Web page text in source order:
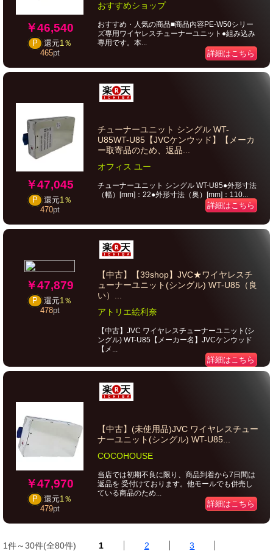
￥46,540
P 還元1％
465pt
おすすめショップ
おすすめ・人気の商品■商品内容PE-W50シリー
ズ専用ワイヤレスチューナーユニット●組み込み
専用です。本...
詳細はこちら
￥47,045
P 還元1％
470pt
チューナーユニット シングル WT-
U85WT-U85【JVCケンウッド】【メーカ
ー取寄品のため、返品...
オフィス ユー
チューナーユニット シングル WT-U85●外形寸法
（幅）[mm]：22●外形寸法（奥）[mm]：110...
詳細はこちら
￥47,879
P 還元1％
478pt
【中古】【39shop】JVC★ワイヤレスチ
ューナーユニット(シングル) WT-U85（良
い）...
アトリエ絵利奈
【中古】JVC ワイヤレスチューナーユニット(シ
ングル) WT-U85【メーカー名】JVCケンウッド
【メ...
詳細はこちら
￥47,970
P 還元1％
479pt
【中古】(未使用品)JVC ワイヤレスチュー
ナーユニット(シングル) WT-U85...
COCOHOUSE
当店では初期不良に限り、商品到着から7日間は
返品を 受付けております。他モールでも併売し
ている商品のため...
詳細はこちら
1件～30件(全80件) 1 2 3